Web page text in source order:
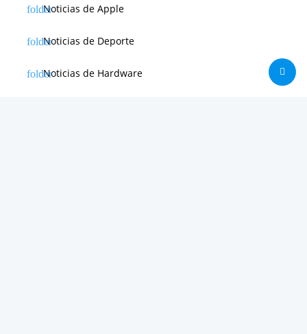
Noticias de Apple
Noticias de Deporte
Noticias de Hardware